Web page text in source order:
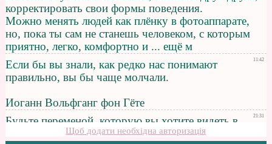
Щоб додати необхідна авторизація